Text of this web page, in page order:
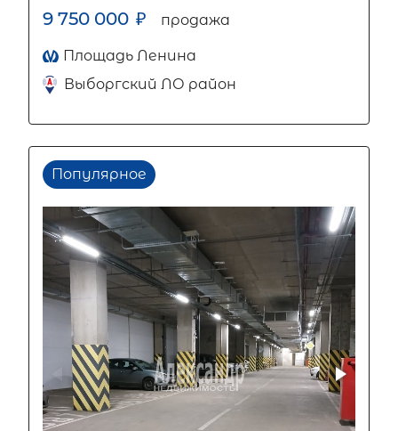
9 750 000 ₽ продажа
Площадь Ленина
Выборгский ЛО район
Популярное